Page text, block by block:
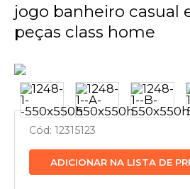
jogo banheiro casual
peças class home
12315123
ADICIONAR NA LISTA DE